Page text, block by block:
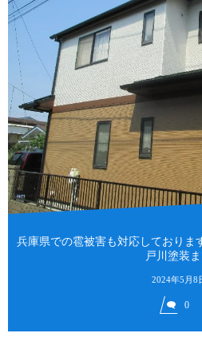
兵庫県での雹被害も対応しておりま
戸川塗装
2024年5月8
0